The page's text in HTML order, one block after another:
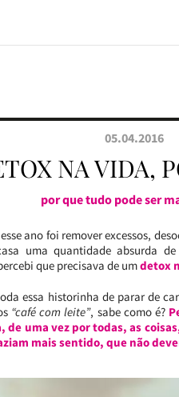
05.04.2016
NA VIDA,
por que tudo pode ser
ano foi remover excessos,
uma quantidade absurda
que precisava de umdetox
essa historinha de parar de
“café com leite”, sabe como é?
uma vez por todas, as
mais sentido, que não